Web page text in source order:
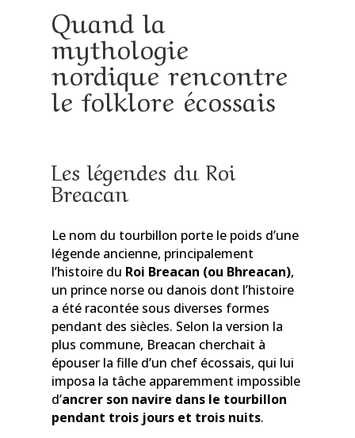
Quand la
mythologie
nordique rencontre
le folklore écossais
Les légendes du Roi
Breacan
Le nom du tourbillon porte le poids d’une
légende ancienne, principalement
l’histoire du Roi Breacan (ou Bhreacan),
un prince norse ou danois dont l’histoire
a été racontée sous diverses formes
pendant des siècles. Selon la version la
plus commune, Breacan cherchait à
épouser la fille d’un chef écossais, qui lui
imposa la tâche apparemment impossible
d’ancrer son navire dans le tourbillon
pendant trois jours et trois nuits.